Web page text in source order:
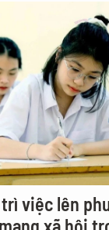
việc lên
xã hội